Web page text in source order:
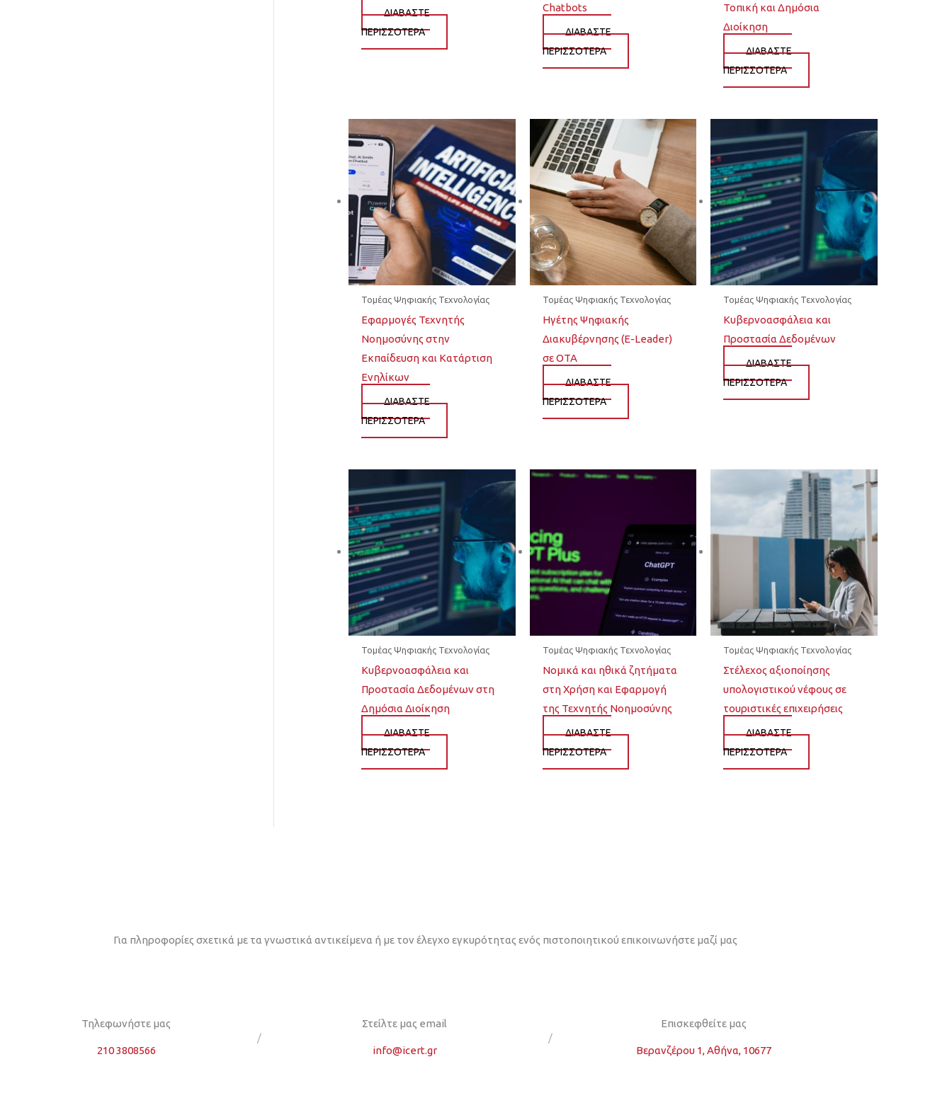
ΔΙΆΒΑΣΤΕ
ΠΕΡΙΣΣΌΤΕΡΑ
Chatbots
ΔΙΆΒΑΣΤΕ
ΠΕΡΙΣΣΌΤΕΡΑ
Τοπική και Δημόσια
Διοίκηση
ΔΙΆΒΑΣΤΕ
ΠΕΡΙΣΣΌΤΕΡΑ
Τομέας Ψηφιακής Τεχνολογίας
Εφαρμογές Τεχνητής
Νοημοσύνης στην
Εκπαίδευση και Κατάρτιση
Ενηλίκων
ΔΙΆΒΑΣΤΕ
ΠΕΡΙΣΣΌΤΕΡΑ
Τομέας Ψηφιακής Τεχνολογίας
Ηγέτης Ψηφιακής
Διακυβέρνησης (E-Leader)
σε ΟΤΑ
ΔΙΆΒΑΣΤΕ
ΠΕΡΙΣΣΌΤΕΡΑ
Τομέας Ψηφιακής Τεχνολογίας
Κυβερνοασφάλεια και
Προστασία Δεδομένων
ΔΙΆΒΑΣΤΕ
ΠΕΡΙΣΣΌΤΕΡΑ
Τομέας Ψηφιακής Τεχνολογίας
Κυβερνοασφάλεια και
Προστασία Δεδομένων στη
Δημόσια Διοίκηση
ΔΙΆΒΑΣΤΕ
ΠΕΡΙΣΣΌΤΕΡΑ
Τομέας Ψηφιακής Τεχνολογίας
Νομικά και ηθικά ζητήματα
στη Χρήση και Εφαρμογή
της Τεχνητής Νοημοσύνης
ΔΙΆΒΑΣΤΕ
ΠΕΡΙΣΣΌΤΕΡΑ
Τομέας Ψηφιακής Τεχνολογίας
Στέλεχος αξιοποίησης
υπολογιστικού νέφους σε
τουριστικές επιχειρήσεις
ΔΙΆΒΑΣΤΕ
ΠΕΡΙΣΣΌΤΕΡΑ
Για πληροφορίες σχετικά με τα γνωστικά αντικείμενα ή με τον έλεγχο εγκυρότητας ενός πιστοποιητικού επικοινωνήστε μαζί μας
Τηλεφωνήστε μας
210 3808566
/
Στείλτε μας email
info@icert.gr
/
Επισκεφθείτε μας
Βερανζέρου 1, Αθήνα, 10677